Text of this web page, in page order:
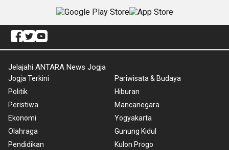
Jelajahi ANTARA News Jogja
Jogja Terkini
Politik
Peristiwa
Ekonomi
Olahraga
Pendidikan
Pariwisata & Budaya
Hiburan
Mancanegara
Yogyakarta
Gunung Kidul
Kulon Progo